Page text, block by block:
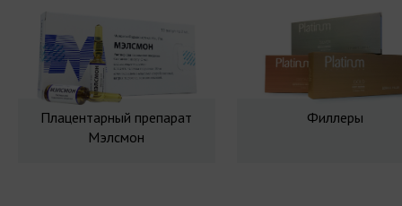
Плацентарный препарат
Мэлсмон
Филлеры